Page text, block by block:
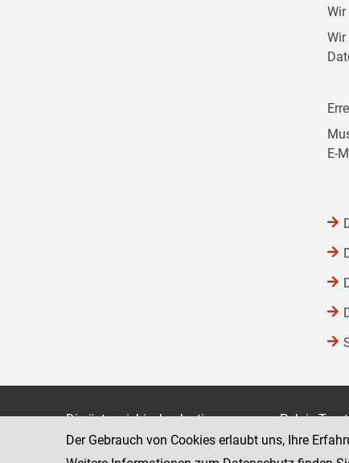
Wir
E-
Die österreichische Justiz
Bundesministerium für Justiz
Palais
1070 Wien
Der Gebrauch von Cookies erlaubt uns, Ihre